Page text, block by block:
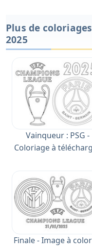
Plus de
2025
Vainqueur : PSG -
Coloriage à
Finale - Image à